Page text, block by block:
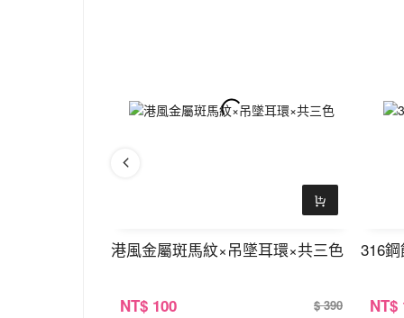
港風金屬斑馬紋×吊墜耳環×共三色
NT$ 100 $ 390
316
NT$